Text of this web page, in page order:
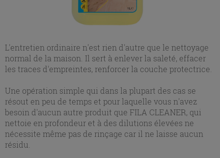
L'entretien ordinaire n'est rien d'autre que le nettoyage
normal de la maison. Il sert à enlever la saleté, effacer
les traces d'empreintes, renforcer la couche protectrice.
Une opération simple qui dans la plupart des cas se
résout en peu de temps et pour laquelle vous n'avez
besoin d'aucun autre produit que FILA CLEANER, qui
nettoie en profondeur et à des dilutions élevées ne
nécessite même pas de rinçage car il ne laisse aucun
résidu.